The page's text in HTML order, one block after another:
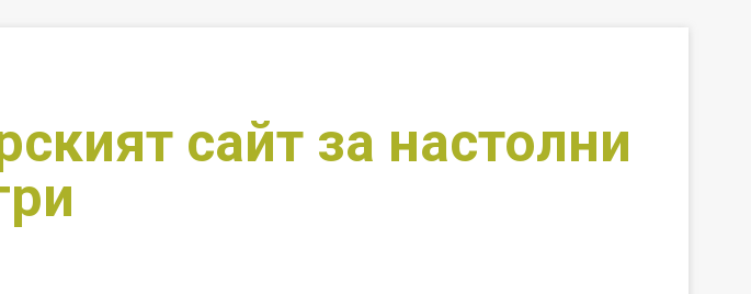
сайт за настолни